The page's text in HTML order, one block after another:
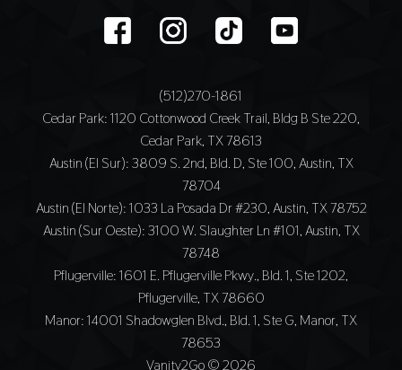
(512)270-1861
Cedar Park: 1120 Cottonwood Creek Trail, Bldg B Ste 220,
Cedar Park, TX 78613
Austin (El Sur): 3809 S. 2nd, Bld. D, Ste 100, Austin, TX
78704
Austin (El Norte): 1033 La Posada Dr #230, Austin, TX 78752
Austin (Sur Oeste): 3100 W. Slaughter Ln #101, Austin, TX
78748
Pflugerville: 1601 E. Pflugerville Pkwy., Bld. 1, Ste 1202,
Pflugerville, TX 78660
Manor: 14001 Shadowglen Blvd., Bld. 1, Ste G, Manor, TX
78653
Vanity2Go © 2026